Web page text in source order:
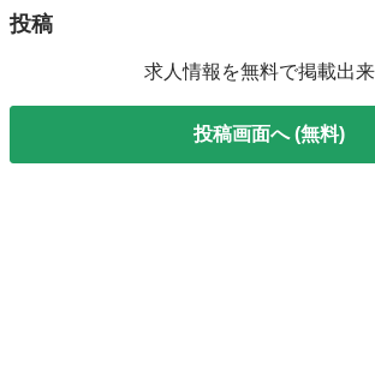
投稿
求人情報を無料で掲載出
投稿画面へ (無料)